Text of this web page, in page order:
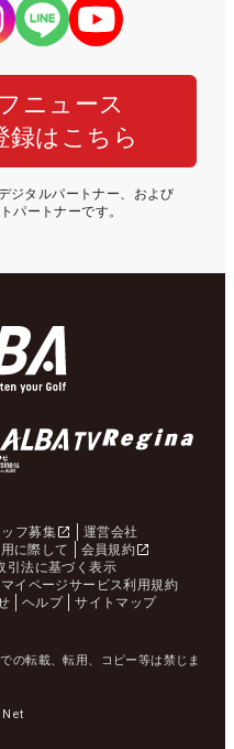
ニュース
録はこちら
ジタルパートナー、および
パートナーです。
フ募集
運営会社
に際して
会員規約
引法に基づく表示
マイページサービス利用規約
ヘルプ サイトマップ
の転載、転用、コピー等は禁じま
Net